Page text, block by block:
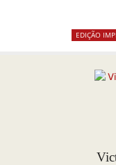
EDIÇÃO